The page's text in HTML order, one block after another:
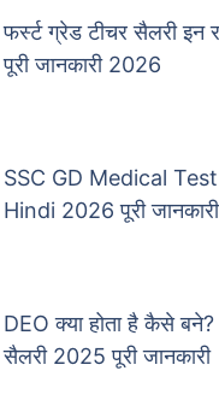
फर्स्ट ग्रेड टीचर सैलरी इन
पूरी जानकारी 2026
SSC GD Medical
Hindi 2026 पूरी जानकारी
DEO क्या होता है कैसे बने?
सैलरी 2025 पूरी जानकारी